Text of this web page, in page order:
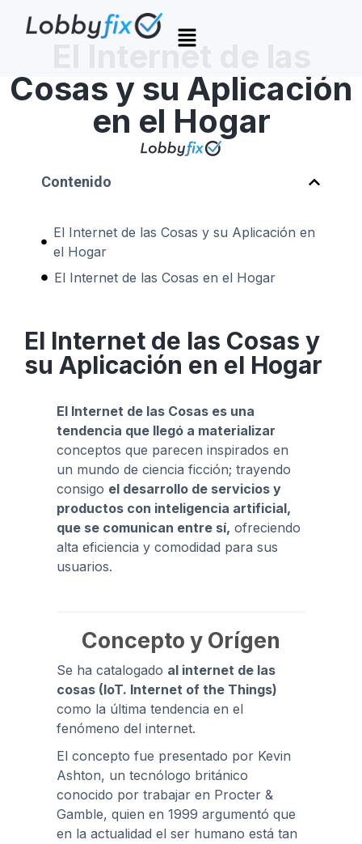
El Internet de las
Cosas y su Aplicación
en el Hogar
Contenido
El Internet de las Cosas y su Aplicación en
el Hogar
El Internet de las Cosas en el Hogar
El Internet de las Cosas y
su Aplicación en el Hogar
El Internet de las Cosas es una
tendencia que llegó a materializar
conceptos que parecen inspirados en
un mundo de ciencia ficción; trayendo
consigo el desarrollo de servicios y
productos con inteligencia artificial,
que se comunican entre sí, ofreciendo
alta eficiencia y comodidad para sus
usuarios.
Concepto y Orígen
Se ha catalogado al internet de las
cosas (IoT. Internet of the Things)
como la última tendencia en el
fenómeno del internet.
El concepto fue presentado por Kevin
Ashton, un tecnólogo británico
conocido por trabajar en Procter &
Gamble, quien en 1999 argumentó que
en la actualidad el ser humano está tan